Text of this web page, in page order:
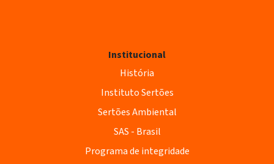
Institucional
História
Instituto Sertões
Sertões Ambiental
SAS - Brasil
Programa de integridade